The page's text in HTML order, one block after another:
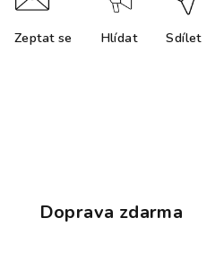
Zeptat se Hlídat Sdílet
Doprava zdarma